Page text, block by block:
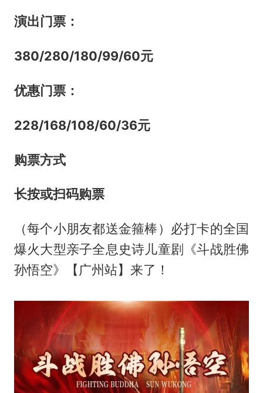
演出门票：
380/280/180/99/60元
优惠门票：
228/168/108/60/36元
购票方式
长按或扫码购票
（每个小朋友都送金箍棒）必打卡的全国
爆火大型亲子全息史诗儿童剧《斗战胜佛
孙悟空》【广州站】来了！